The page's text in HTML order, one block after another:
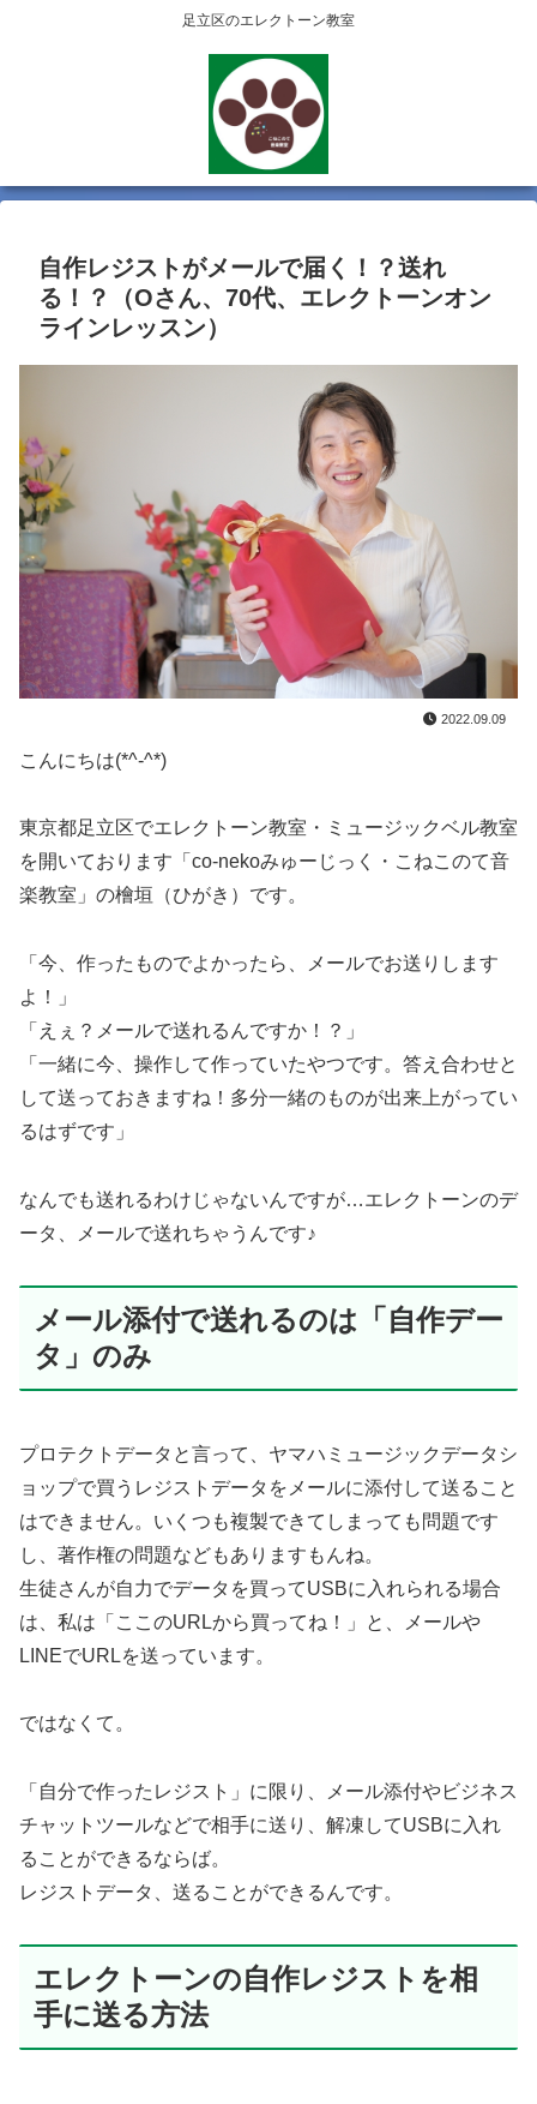
足立区のエレクトーン教室
自作レジストがメールで届く！？送れ
る！？（Oさん、70代、エレクトーンオン
ラインレッスン）
2022.09.09
こんにちは(*^-^*)
東京都足立区でエレクトーン教室・ミュージックベル教室
を開いております「co-nekoみゅーじっく・こねこのて音
楽教室」の檜垣（ひがき）です。
「今、作ったものでよかったら、メールでお送りします
よ！」
「えぇ？メールで送れるんですか！？」
「一緒に今、操作して作っていたやつです。答え合わせと
して送っておきますね！多分一緒のものが出来上がってい
るはずです」
なんでも送れるわけじゃないんですが…エレクトーンのデ
ータ、メールで送れちゃうんです♪
メール添付で送れるのは「自作デー
タ」のみ
プロテクトデータと言って、ヤマハミュージックデータシ
ョップで買うレジストデータをメールに添付して送ること
はできません。いくつも複製できてしまっても問題です
し、著作権の問題などもありますもんね。
生徒さんが自力でデータを買ってUSBに入れられる場合
は、私は「ここのURLから買ってね！」と、メールや
LINEでURLを送っています。
ではなくて。
「自分で作ったレジスト」に限り、メール添付やビジネス
チャットツールなどで相手に送り、解凍してUSBに入れ
ることができるならば。
レジストデータ、送ることができるんです。
エレクトーンの自作レジストを相
手に送る方法